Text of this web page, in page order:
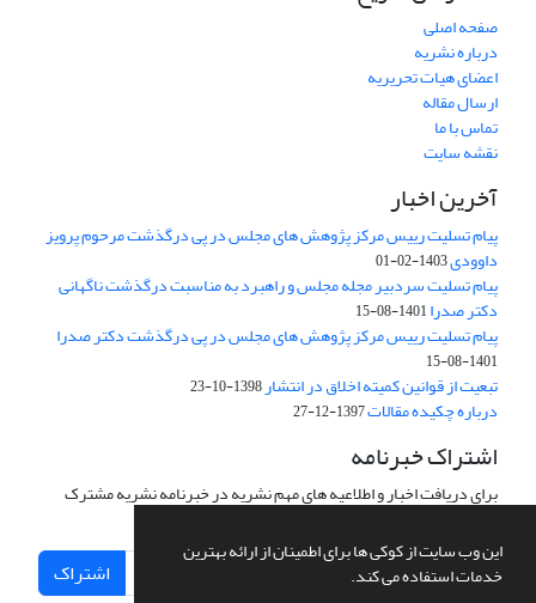
این وب سایت از کوکی ها برای اطمینان از ارائه بهترین
خدمات استفاده می کند.
صفحه اصلی
درباره نشریه
اعضای هیات تحریریه
ارسال مقاله
تماس با ما
نقشه سایت
آخرین اخبار
پیام تسلیت رییس مرکز پژوهش های مجلس در پی درگذشت مرحوم پرویز
داوودی1403-02-01
پیام تسلیت سردبیر مجله مجلس و راهبرد به مناسبت درگذشت ناگهانی
دکتر صدرا1401-08-15
پیام تسلیت رییس مرکز پژوهش های مجلس در پی درگذشت دکتر صدرا
1401-08-15
تبعیت از قوانین کمیته اخلاق در انتشار1398-10-23
درباره چکیده مقالات1397-12-27
اشتراک خبرنامه
برای دریافت اخبار و اطلاعیه های مهم نشریه در خبرنامه نشریه مشترک
اشتراک